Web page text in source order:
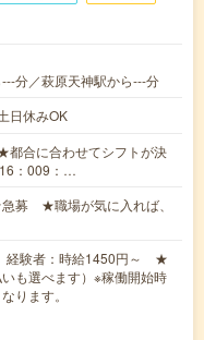
分／萩原天神駅から---分
日休みOK
合に合わせてシフトが決
：009：…
募 ★職場が気に入れば、
経験者：時給1450円～ ★
も選べます）※稼働開始時
ります。